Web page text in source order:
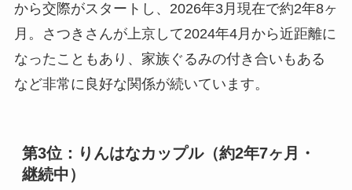
から交際がスタートし、2026年3月現在で約2年8ヶ
月。さつきさんが上京して2024年4月から近距離に
なったこともあり、家族ぐるみの付き合いもある
など非常に良好な関係が続いています。
第3位：りんはなカップル（約2年7ヶ月・
継続中）